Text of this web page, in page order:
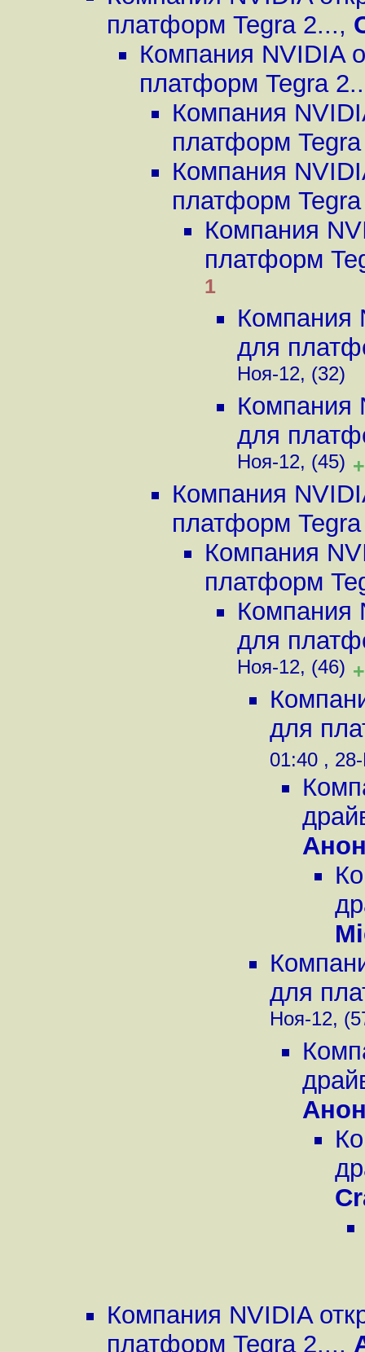
платформ Tegra 2...,
Компания NVIDIA
платформ Tegra
Компания
платформ
Компания
платформ
Компания
платформ
1
Компания
для
Ноя-12, (32)
Компания
для
Ноя-12, (45)
Компания
платформ
Компания
платформ
Компания
для
Ноя-12, (46)
для
01:40 ,
для
Ноя-12,
Компания NVIDIA
платформ Tegra 2...,